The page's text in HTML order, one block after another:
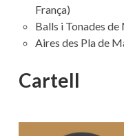
França)
Balls i Tonades
Aires des Pla de
Cartell